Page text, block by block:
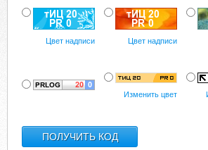
Цвет надписи Цвет надписи
Изменить цвет